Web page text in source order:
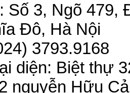
Số 3, Ngõ 479,
Đô, Hà Nội
diện: Biệt thự
nguyễn Hữu